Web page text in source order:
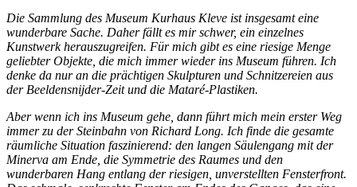
Die Sammlung des Museum Kurhaus Kleve ist insgesamt eine
wunderbare Sache. Daher fällt es mir schwer, ein einzelnes
Kunstwerk herauszugreifen. Für mich gibt es eine riesige Menge
geliebter Objekte, die mich immer wieder ins Museum führen. Ich
denke da nur an die prächtigen Skulpturen und Schnitzereien aus
der Beeldensnijder-Zeitund die Mataré-Plastiken.
Aber wenn ich ins Museum gehe, dann führt mich mein erster Weg
immer zu der Steinbahn von Richard Long. Ich finde die gesamte
räumliche Situation faszinierend: den langen Säulengang mit der
Minerva am Ende, die Symmetrie des Raumes und den
wunderbaren Hang entlang der riesigen, unverstellten Fensterfront.